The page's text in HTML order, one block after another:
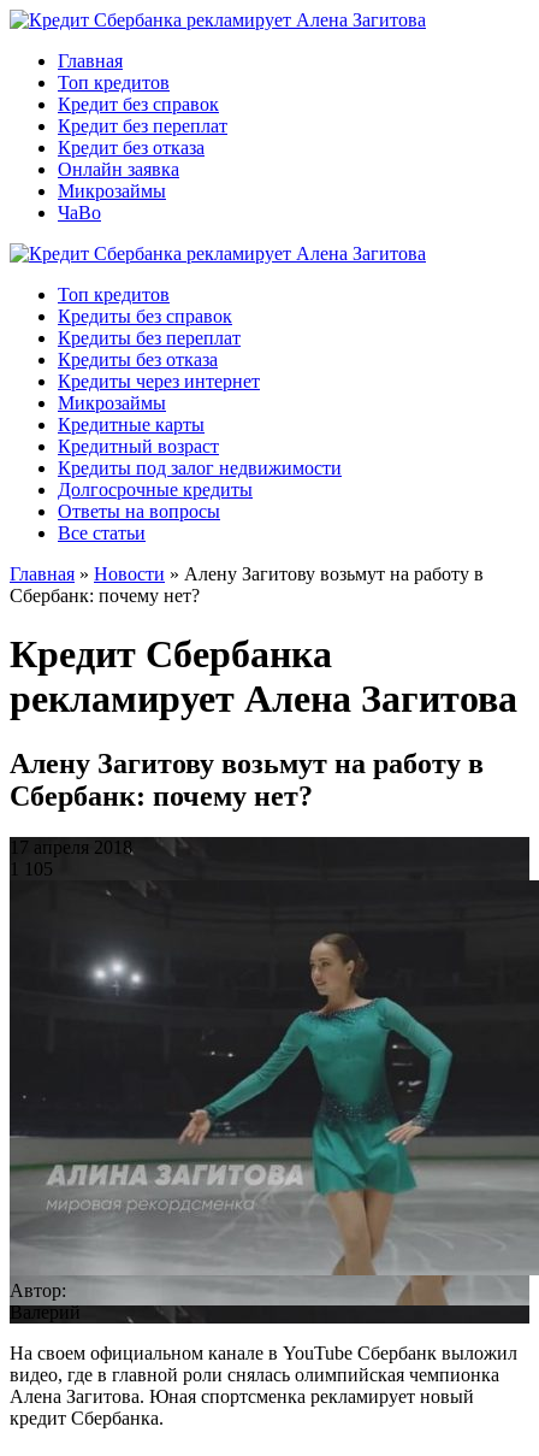
Главная
Топ кредитов
Кредит без справок
Кредит без переплат
Кредит без отказа
Онлайн заявка
Микрозаймы
ЧаВо
Топ кредитов
Кредиты без справок
Кредиты без переплат
Кредиты без отказа
Кредиты через интернет
Микрозаймы
Кредитные карты
Кредитный возраст
Кредиты под залог недвижимости
Долгосрочные кредиты
Ответы на вопросы
Все статьи
Главная » Новости » Алену Загитову возьмут на работу в
Сбербанк: почему нет?
Кредит Сбербанка
рекламирует Алена Загитова
Алену Загитову возьмут на работу в
Сбербанк: почему нет?
17 апреля 2018
1 105
Автор:
Валерий
На своем официальном канале в YouTube Сбербанк выложил
видео, где в главной роли снялась олимпийская чемпионка
Алена Загитова. Юная спортсменка рекламирует новый
кредит Сбербанка.